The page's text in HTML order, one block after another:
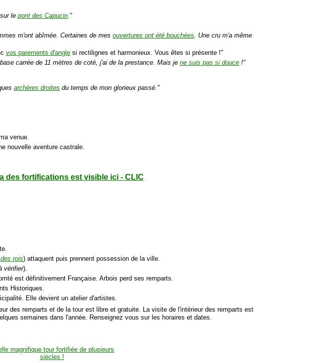
sur lepont des Capucin ."
m'ont abîmée. Certaines de mesouvertures ont été bouchées . Une cru m'a même
vos parements d'angle si rectilignes et harmonieux. Vous êtes si présente !"
carrée de 11 mètres de coté, j'ai de la prestance. Mais jene suis pas si douce !"
archères droites du temps de mon glorieux passé."
venue.
nouvelle aventure castrale.
des fortifications est visible ici - CLIC
rois) attaquent puis prennent possession de la ville.
vérifier).
est définitivement Française. Arbois perd ses remparts.
Historiques.
Elle devient un atelier d'artistes.
des remparts et de la tour est libre et gratuite. La visite de l'intérieur des remparts est
semaines dans l'année. Renseignez vous sur les horaires et dates.